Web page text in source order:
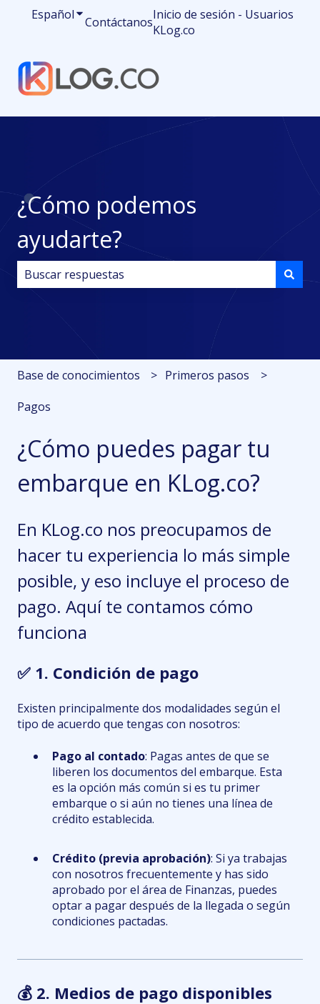
EspañolTraducciones de Mostrar submenú de
ContáctanosInicio de sesión - Usuarios
KLog.co
¿Cómo podemos
ayudarte?
No hay sugerencias porque el campo de búsqueda
Base de conocimientos Primeros pasos
Pagos
¿Cómo puedes pagar tu
embarque en KLog.co?
En KLog.co nos preocupamos de
hacer tu experiencia lo más simple
posible, y eso incluye el proceso de
pago. Aquí te contamos cómo
funciona
✅ 1. Condición de pago
Existen principalmente dos modalidades según el
tipo de acuerdo que tengas con nosotros:
Pago al contado: Pagas antes de que se
liberen los documentos del embarque. Esta
es la opción más común si es tu primer
embarque o si aún no tienes una línea de
crédito establecida.
Crédito (previa aprobación): Si ya trabajas
con nosotros frecuentemente y has sido
aprobado por el área de Finanzas, puedes
optar a pagar después de la llegada o según
condiciones pactadas.
💰 2. Medios de pago disponibles